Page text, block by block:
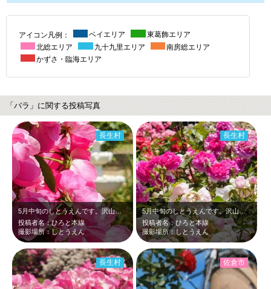
アイコン凡例： ベイエリア
東葛飾エリア
北総エリア
九十九里エリア
南房総エリア
かずさ・臨海エリア
「バラ」に関する投稿写真
5月中旬のしとうえんです。沢山のピンクのバラ？が、新緑に映えて綺麗だったのでア…
投稿者名：ひろと本線
撮影場所：しとうえん
長生村
5月中旬のしとうえんです。沢山の白やピンクのバラが、新緑に映えて綺麗でした。
投稿者名：ひろと本線
撮影場所：しとうえん
長生村
長生村 佐倉市